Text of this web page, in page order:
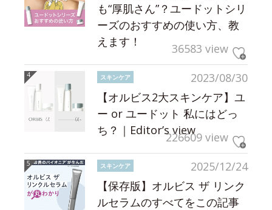
も“厚肌さん”？ユードットシリ
ーズのおすすめの使い方、教
えます！
36583 view
2023/08/30
スキンケア
【オルビス2大スキンケア】ユ
ー or ユードット 私にはどっ
ち？｜Editor’s view226609 view
2025/12/24
スキンケア
【保存版】オルビス ザ リンク
ルセラムのすべてをこの記事